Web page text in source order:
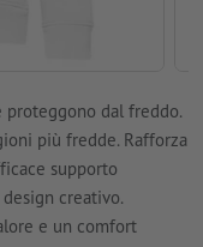
dal freddo.
più fredde. Rafforza
supporto
creativo.
e un comfort